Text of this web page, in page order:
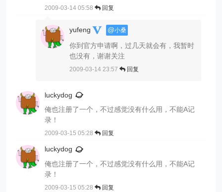
2009-03-14 05:58 回复
yufeng @小桑
你到官方申请啊，过几天就会有，我暂时
也没有，谢谢关注
2009-03-14 23:57 回复
luckydog
俺也注册了一个，不过感觉没有什么用，不能A记
录！
2009-03-15 05:28 回复
luckydog
俺也注册了一个，不过感觉没有什么用，不能A记
录！
2009-03-15 05:28 回复